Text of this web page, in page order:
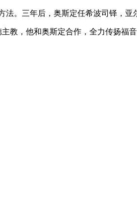
。三年后，奥斯定任希波司铎，亚
教，他和奥斯定合作，全力传扬福音